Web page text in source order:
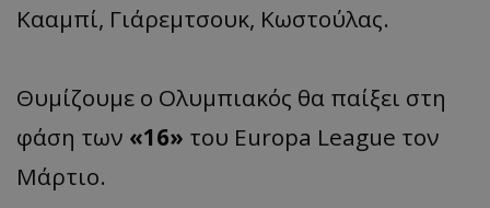
Κααμπί, Γιάρεμτσουκ, Κωστούλας.
Θυμίζουμε ο Ολυμπιακός θα παίξει στη
φάση των «16» του Europa League τον
Μάρτιο.